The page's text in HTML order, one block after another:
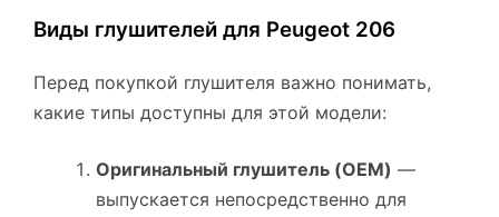
Виды глушителей для Peugeot 206
Перед покупкой глушителя важно понимать,
какие типы доступны для этой модели:
Оригинальный глушитель (OEM) —
выпускается непосредственно для